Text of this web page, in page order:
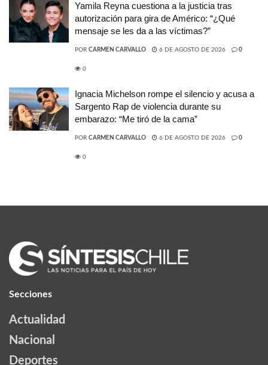
Yamila Reyna cuestiona a la justicia tras
autorización para gira de Américo: “¿Qué
mensaje se les da a las víctimas?”
POR CARMEN CARVALLO 6 DE AGOSTO DE 2026 0
0
Ignacia Michelson rompe el silencio y acusa a
Sargento Rap de violencia durante su
embarazo: “Me tiró de la cama”
POR CARMEN CARVALLO 6 DE AGOSTO DE 2026 0
0
Secciones
Actualidad
Nacional
Deportes